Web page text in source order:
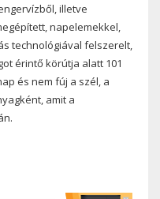
illetve
napelemekkel,
technológiával felszerelt,
érintő körútja alatt 101
és nem fúj a szél, a
amit a